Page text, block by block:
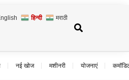
हिन्दी मराठी
नई खोज मशीनरी योजनाएं